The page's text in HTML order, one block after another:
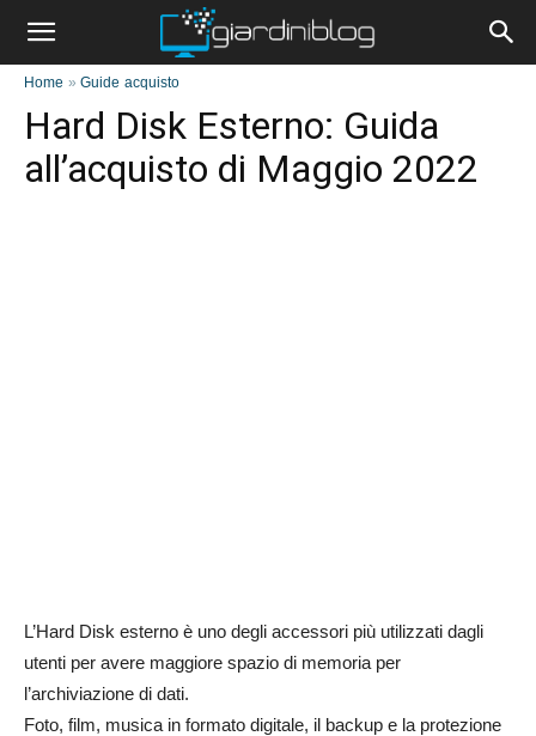
Home » Guide acquisto
Hard Disk Esterno: Guida
all’acquisto di Maggio 2022
L’Hard Disk esterno è uno degli accessori più utilizzati dagli
utenti per avere maggiore spazio di memoria per
l’archiviazione di dati.
Foto, film, musica in formato digitale, il backup e la protezione